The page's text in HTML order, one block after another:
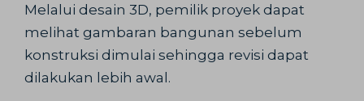
Melalui desain 3D, pemilik proyek dapat
melihat gambaran bangunan sebelum
konstruksi dimulai sehingga revisi dapat
dilakukan lebih awal.